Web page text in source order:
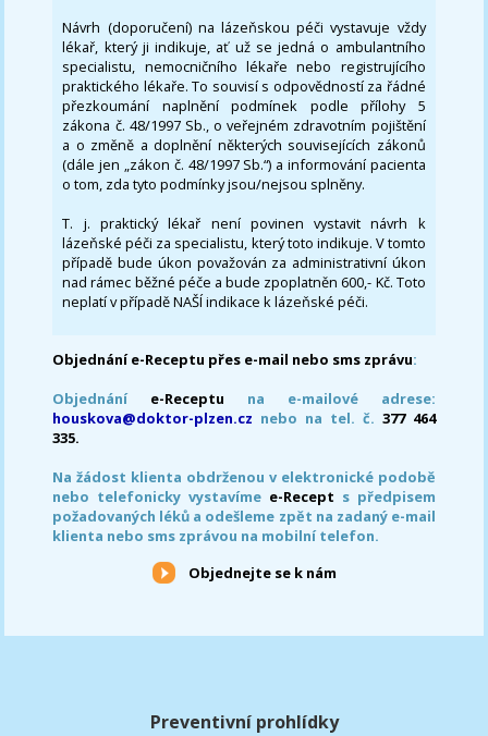
Návrh (doporučení) na lázeňskou péči vystavuje vždy
lékař, který ji indikuje, ať už se jedná o ambulantního
specialistu, nemocničního lékaře nebo registrujícího
praktického lékaře. To souvisí s odpovědností za řádné
přezkoumání naplnění podmínek podle přílohy 5
zákona č. 48/1997 Sb., o veřejném zdravotním pojištění
a o změně a doplnění některých souvisejících zákonů
(dále jen „zákon č. 48/1997 Sb.“) a informování pacienta
o tom, zda tyto podmínky jsou/nejsou splněny.
T. j. praktický lékař není povinen vystavit návrh k
lázeňské péči za specialistu, který toto indikuje. V tomto
případě bude úkon považován za administrativní úkon
nad rámec běžné péče a bude zpoplatněn 600,- Kč. Toto
neplatí v případě NAŠÍ indikace k lázeňské péči.
Objednání e-Receptu přes e-mail nebo sms zprávu:
Objednání e-Receptu na e-mailové adrese:
houskova@doktor-plzen.cz nebo na tel. č. 377 464
335.
Na žádost klienta obdrženou v elektronické podobě
nebo telefonicky vystavíme e-Recept s předpisem
požadovaných léků a odešleme zpět na zadaný e-mail
klienta nebo sms zprávou na mobilní telefon.
Objednejte se k nám
Preventivní prohlídky